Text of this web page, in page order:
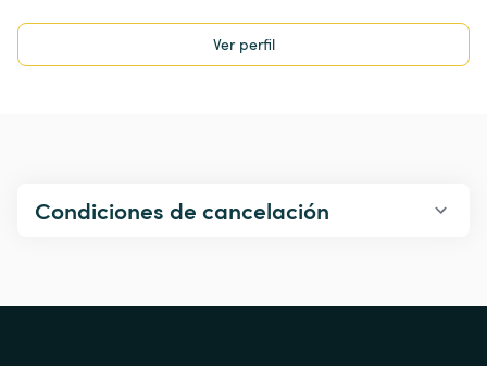
Ver perfil
Condiciones de cancelación